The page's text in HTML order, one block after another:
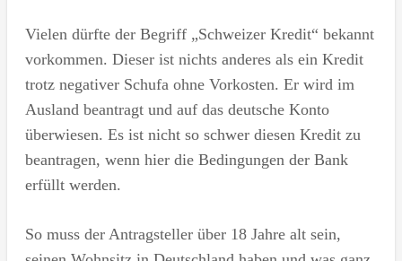
Vielen dürfte der Begriff „Schweizer Kredit“ bekannt
vorkommen. Dieser ist nichts anderes als ein Kredit
trotz negativer Schufa ohne Vorkosten. Er wird im
Ausland beantragt und auf das deutsche Konto
überwiesen. Es ist nicht so schwer diesen Kredit zu
beantragen, wenn hier die Bedingungen der Bank
erfüllt werden.
So muss der Antragsteller über 18 Jahre alt sein,